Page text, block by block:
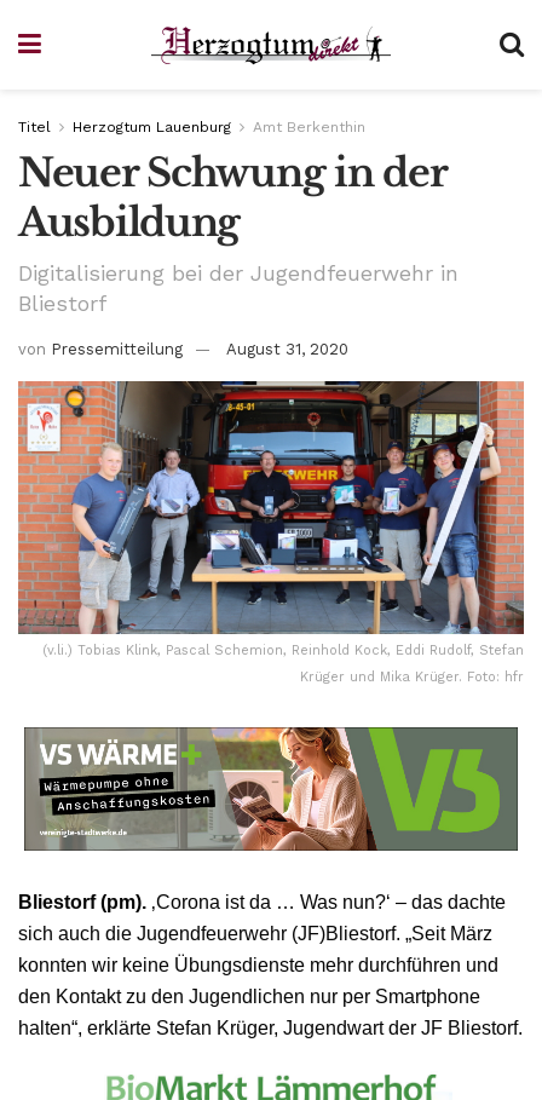
Titel Herzogtum Lauenburg Amt Berkenthin
Neuer Schwung in der
Ausbildung
Digitalisierung bei der Jugendfeuerwehr in
Bliestorf
von Pressemitteilung August 31, 2020
(v.li.) Tobias Klink, Pascal Schemion, Reinhold Kock, Eddi Rudolf, Stefan
Krüger und Mika Krüger. Foto: hfr
Bliestorf (pm). ‚Corona ist da … Was nun?‘ – das dachte
sich auch die Jugendfeuerwehr (JF)Bliestorf. „Seit März
konnten wir keine Übungsdienste mehr durchführen und
den Kontakt zu den Jugendlichen nur per Smartphone
halten“, erklärte Stefan Krüger, Jugendwart der JF Bliestorf.